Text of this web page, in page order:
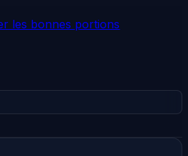
les bonnes portions